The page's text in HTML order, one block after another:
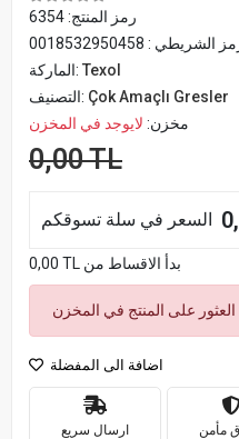
رمز المنتج:6354
الشريطي : 0018532950458
الماركة: Texol
التصنيف: Çok Amaçlı Gresler
مخزن: لايوجد في المخزن
0,00 TL
السعر في سلة تسوقكم
0,00 TL بدأ الاقساط من
العثور على المنتج في المخزن
اضافة الى المفضلة
ارسال سريع مأمن